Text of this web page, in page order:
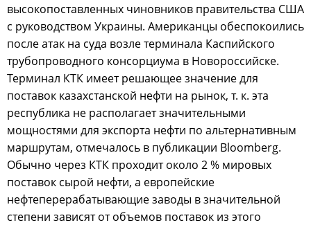
высокопоставленных чиновников правительства США
с руководством Украины. Американцы обеспокоились
после атак на суда возле терминала Каспийского
трубопроводного консорциума в Новороссийске.
Терминал КТК имеет решающее значение для
поставок казахстанской нефти на рынок, т. к. эта
республика не располагает значительными
мощностями для экспорта нефти по альтернативным
маршрутам, отмечалось в публикации Bloomberg.
Обычно через КТК проходит около 2 % мировых
поставок сырой нефти, а европейские
нефтеперерабатывающие заводы в значительной
степени зависят от объемов поставок из этого